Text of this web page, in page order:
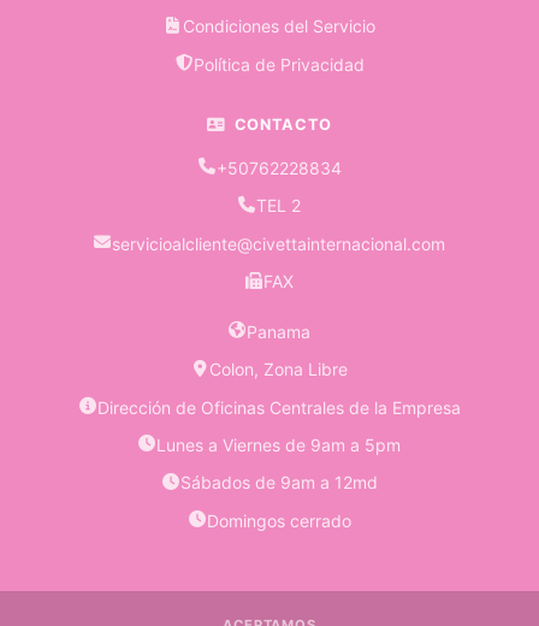
Condiciones del Servicio
Política de Privacidad
CONTACTO
+50762228834
TEL 2
servicioalcliente@civettainternacional.com
FAX
Panama
Colon, Zona Libre
Dirección de Oficinas Centrales de la Empresa
Lunes a Viernes de 9am a 5pm
Sábados de 9am a 12md
Domingos cerrado